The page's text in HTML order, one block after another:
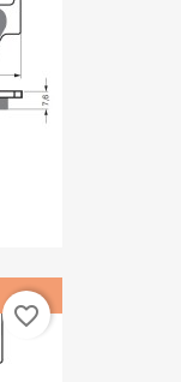
favorite_border